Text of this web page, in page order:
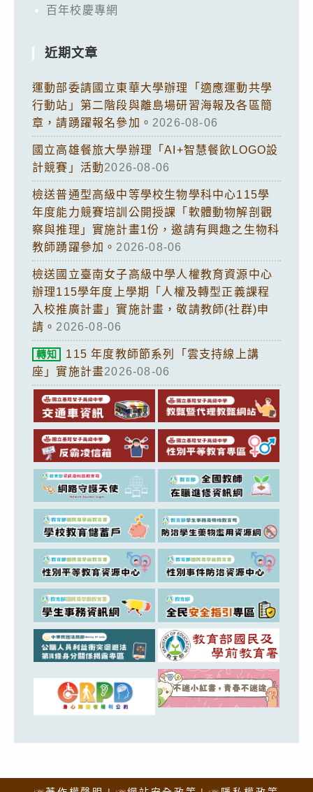
百年校慶專網
近期文章
運動部委請國立東華大學辦理「適應運動共學
行動站」第二階段與離島場研習海報及各區簡
章，請踴躍報名參加。 2026-08-06
國立高雄餐旅大學辦理「AI+智慧餐飲LOGO設
計競賽」活動2026-08-06
檢送普通型高級中等學校生物學科中心115學
年度能力競賽培訓公開授課「軟體動物解剖觀
察與推理」實施計畫1份，邀請有興趣之生物科
教師踴躍參加。 2026-08-06
檢送國立臺南女子高級中學人權教育資源中心
辦理115學年度上學期「人權及轉型正義課程
入校推廣計畫」實施計畫，敬請教師(社群)申
請。 2026-08-06
轉知
115 年度教師節系列「雲支持線上講
座」實施計畫2026-08-06